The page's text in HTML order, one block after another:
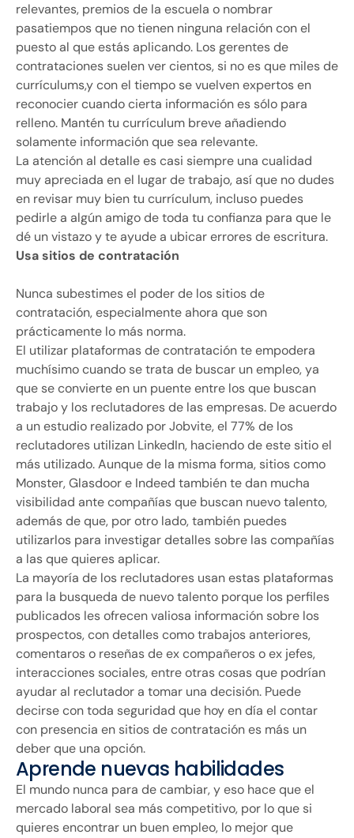
relevantes, premios de la escuela o nombrar
pasatiempos que no tienen ninguna relación con el
puesto al que estás aplicando. Los gerentes de
contrataciones suelen ver cientos, si no es que miles de
currículums,y con el tiempo se vuelven expertos en
reconocier cuando cierta información es sólo para
relleno. Mantén tu currículum breve añadiendo
solamente información que sea relevante.
La atención al detalle es casi siempre una cualidad
muy apreciada en el lugar de trabajo, así que no dudes
en revisar muy bien tu currículum, incluso puedes
pedirle a algún amigo de toda tu confianza para que le
dé un vistazo y te ayude a ubicar errores de escritura.
Usa sitios de contratación
Nunca subestimes el poder de los sitios de
contratación, especialmente ahora que son
prácticamente lo más norma.
El utilizar plataformas de contratación te empodera
muchísimo cuando se trata de buscar un empleo, ya
que se convierte en un puente entre los que buscan
trabajo y los reclutadores de las empresas. De acuerdo
a un estudio realizado por Jobvite, el 77% de los
reclutadores utilizan LinkedIn, haciendo de este sitio el
más utilizado. Aunque de la misma forma, sitios como
Monster, Glasdoor e Indeed también te dan mucha
visibilidad ante compañías que buscan nuevo talento,
además de que, por otro lado, también puedes
utilizarlos para investigar detalles sobre las compañías
a las que quieres aplicar.
La mayoría de los reclutadores usan estas plataformas
para la busqueda de nuevo talento porque los perfiles
publicados les ofrecen valiosa información sobre los
prospectos, con detalles como trabajos anteriores,
comentaros o reseñas de ex compañeros o ex jefes,
interacciones sociales, entre otras cosas que podrían
ayudar al reclutador a tomar una decisión. Puede
decirse con toda seguridad que hoy en día el contar
con presencia en sitios de contratación es más un
deber que una opción.
Aprende nuevas habilidades
El mundo nunca para de cambiar, y eso hace que el
mercado laboral sea más competitivo, por lo que si
quieres encontrar un buen empleo, lo mejor que